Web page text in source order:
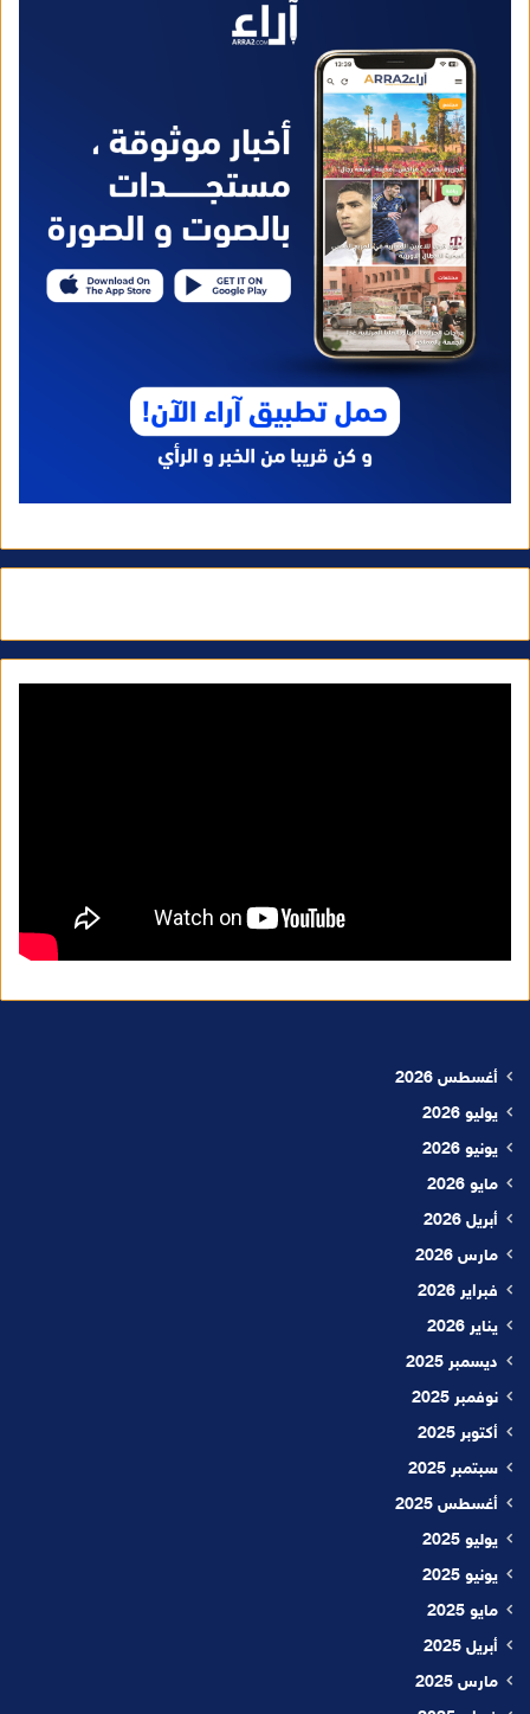
أغسطس 2026
يوليو 2026
يونيو 2026
مايو 2026
أبريل 2026
مارس 2026
فبراير 2026
يناير 2026
ديسمبر 2025
نوفمبر 2025
أكتوبر 2025
سبتمبر 2025
أغسطس 2025
يوليو 2025
يونيو 2025
مايو 2025
أبريل 2025
مارس 2025